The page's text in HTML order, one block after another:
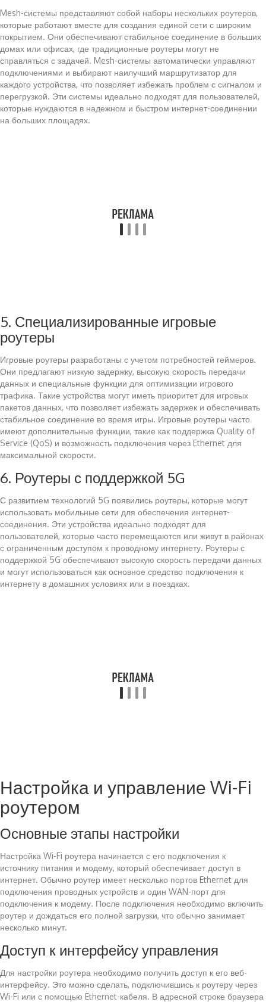
Mesh-системы представляют собой наборы нескольких роутеров,
которые работают вместе для создания единой сети с широким
покрытием. Они обеспечивают стабильное соединение в больших
домах или офисах, где традиционные роутеры могут не
справляться с задачей. Mesh-системы автоматически управляют
подключениями и выбирают наилучший маршрутизатор для
каждого устройства, что позволяет избежать проблем с сигналом и
перегрузкой. Эти системы идеально подходят для пользователей,
которые нуждаются в надежном и быстром интернет-соединении
на больших площадях.
5. Специализированные игровые
роутеры
Игровые роутеры разработаны с учетом потребностей геймеров.
Они предлагают низкую задержку, высокую скорость передачи
данных и специальные функции для оптимизации игрового
трафика. Такие устройства могут иметь приоритет для игровых
пакетов данных, что позволяет избежать задержек и обеспечивать
стабильное соединение во время игры. Игровые роутеры часто
имеют дополнительные функции, такие как поддержка Quality of
Service (QoS) и возможность подключения через Ethernet для
максимальной скорости.
6. Роутеры с поддержкой 5G
С развитием технологий 5G появились роутеры, которые могут
использовать мобильные сети для обеспечения интернет-
соединения. Эти устройства идеально подходят для
пользователей, которые часто перемещаются или живут в районах
с ограниченным доступом к проводному интернету. Роутеры с
поддержкой 5G обеспечивают высокую скорость передачи данных
и могут использоваться как основное средство подключения к
интернету в домашних условиях или в поездках.
Настройка и управление Wi-Fi
роутером
Основные этапы настройки
Настройка Wi-Fi роутера начинается с его подключения к
источнику питания и модему, который обеспечивает доступ в
интернет. Обычно роутер имеет несколько портов Ethernet для
подключения проводных устройств и один WAN-порт для
подключения к модему. После подключения необходимо включить
роутер и дождаться его полной загрузки, что обычно занимает
несколько минут.
Доступ к интерфейсу управления
Для настройки роутера необходимо получить доступ к его веб-
интерфейсу. Это можно сделать, подключившись к роутеру через
Wi-Fi или с помощью Ethernet-кабеля. В адресной строке браузера